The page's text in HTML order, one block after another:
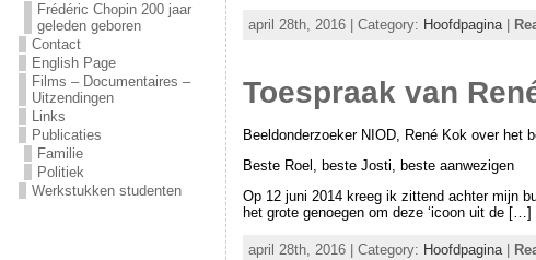
Frédéric Chopin 200 jaar
geleden geboren
Contact
English Page
Films – Documentaires –
Uitzendingen
Links
Publicaties
Familie
Politiek
Werkstukken studenten
april 28th, 2016 | Category: Hoofdpagina|
Toespraak van
Beeldonderzoeker NIOD, René Kok over het
Beste Roel, beste Josti, beste aanwezigen
Op 12 juni 2014 kreeg ik zittend achter mijn
het grote genoegen om deze ‘icoon uit de […]
april 28th, 2016 | Category: Hoofdpagina|